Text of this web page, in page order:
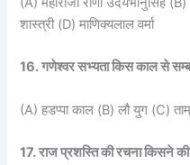
शास्त्री (D) माणिक्यलाल वर्मा
16. गणेश्वर सभ्यता किस काल से
(A) हडप्पा काल (B) लौ युग (C)
17. राज प्रशस्ति की रचना किसने